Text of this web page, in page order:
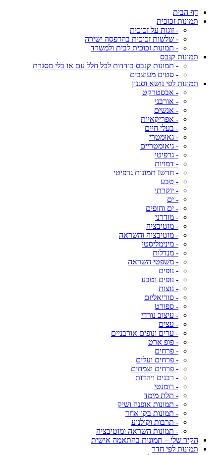
דף הבית
תמונות זכוכית
- זוגות על זכוכית
- שלשות זכוכית בהדפסה ישירה
- תמונות זכוכית לבית ולמשרד
תמונות קנבס
- תמונות קנבס בודדות לכל חלל עם או בלי מסגרת
- סטים מעוצבים
תמונות לפי נושא וסגנון
- אבסטרקט
- אורבני
- אנשים
- אפריקאיות
- בעלי חיים
- גאומטרי
- גיאומטריים
- גרפיטי
- דמויות
- חדש! תמונות גרפיטי
- טבע
- יוקרתי
- ים
- ים וחופים
- מודרני
- מוטיבציה
- מוטיבציה והשראה
- מינימליסטי
- מנדלות
- משפטי השראה
- נופים
- נופים וטבע
- נוצות
- סוריאליזם
- ספורט
- עיצוב נורדי
- עצים
- ערים ונופים אורבניים
- פופ ארט
- פרחים
- פרחים ועלים
- פרחים וצמחים
- רבנים ויהדות
- רומנטי
- תלת מימד
- תמונות אופנה ושיק
- תמונות בקו אחד
- תרבות וקולנוע
- תמונות השראה ומוטיבציה
הקיר שלי – תמונות בהתאמה אישית
תמונות לפי חדר